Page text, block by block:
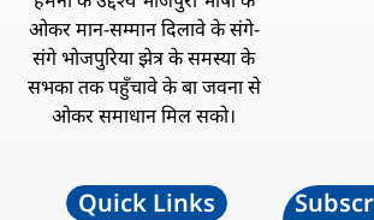
ओकर मान-सम्मान दिलावे के संगे-
संगे भोजपुरिया झेत्र के समस्या के
सभका तक पहुँचावे के बा जवना से
ओकर समाधान मिल सको।
Quick Links